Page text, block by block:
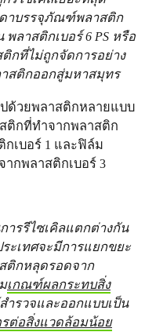
ดาบรรจุภัณฑ์พลาสติก
ลาสติกเบอร์ 6 PS หรือ
ติกที่ไม่ถูกจัดการอย่าง
สติกออกสู่มหาสมุทร
ด้วยพลาสติกหลายแบบ
ติกที่ทำจากพลาสติก
กเบอร์ 1 และฟิล์ม
กพลาสติกเบอร์ 3
รรีไซเคิลแตกต่างกัน
ะเทศจะมีการแยกขยะ
ติกหลุดรอดจาก
เกณฑ์ผลกระทบสิ่ง
ำรวจและออกแบบเป็น
ต่อสิ่งแวดล้อมน้อย